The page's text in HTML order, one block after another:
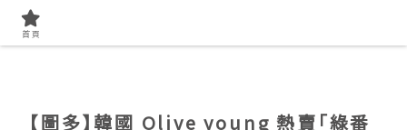
【圖多】韓國 Olive young 熱賣「綠番
首頁